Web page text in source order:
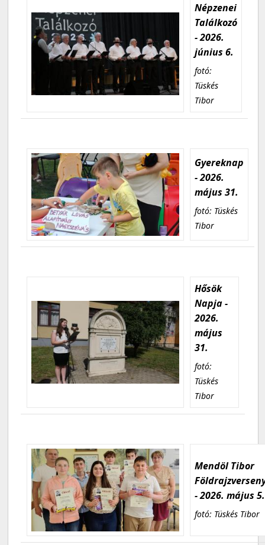
Népzenei
Találkozó
- 2026.
június 6.
fotó:
Tüskés
Tibor
Gyereknap
- 2026.
május 31.
fotó: Tüskés
Tibor
Hősök
Napja -
2026.
május
31.
fotó:
Tüskés
Tibor
Mendöl Tibor
- 2026. május 5.
fotó: Tüskés Tibor